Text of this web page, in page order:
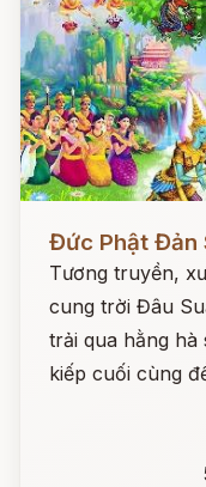
Đức Phật Đản
Tương truyền,
cung trời Đâu
trải qua hằng
kiếp cuối cùng